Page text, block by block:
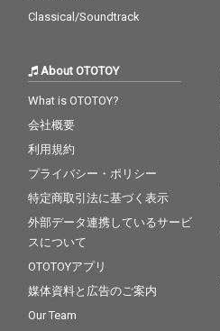
Classical/Soundtrack
About OTOTOY
What is OTOTOY?
会社概要
利用規約
プライバシー・ポリシー
特定商取引法に基づく表示
外部データ連携しているサービ
スについて
OTOTOYアプリ
媒体資料と広告のご案内
Our Team